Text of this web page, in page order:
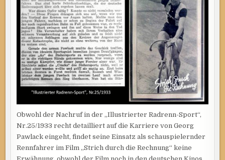
Obwohl der Nachruf in der „Illustrierter Radrenn-Sport“,
Nr.25/1933 recht detailliert auf die Karriere von Georg
Pawlack eingeht, findet seine Einsatz als schauspielernder
Rennfahrer im Film „Strich durch die Rechnung“ keine